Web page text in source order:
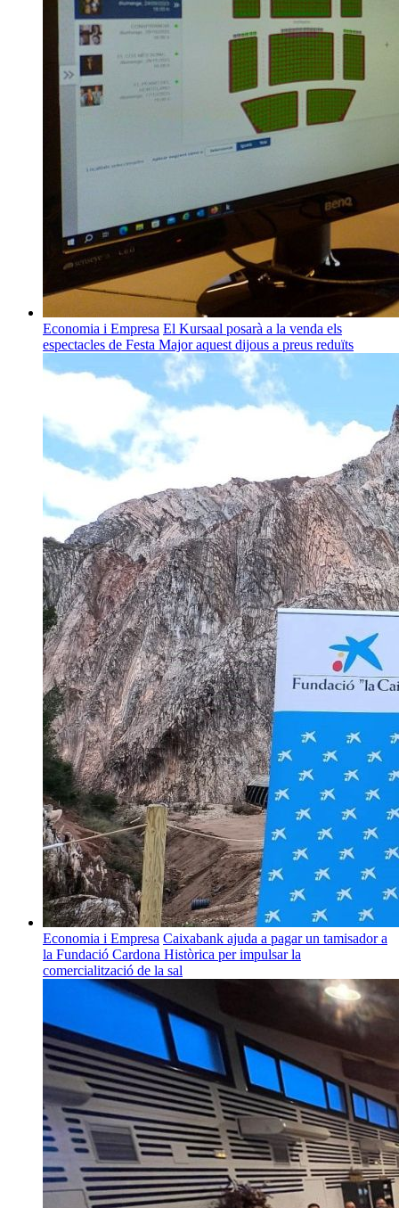
Economia i Empresa El Kursaal posarà a la venda els
espectacles de Festa Major aquest dijous a preus reduïts
Economia i Empresa Caixabank ajuda a pagar un tamisador a
la Fundació Cardona Històrica per impulsar la
comercialització de la sal